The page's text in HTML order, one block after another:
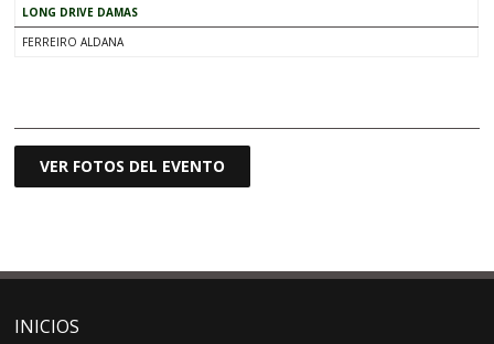
LONG DRIVE DAMAS
FERREIRO ALDANA
VER FOTOS DEL EVENTO
INICIOS